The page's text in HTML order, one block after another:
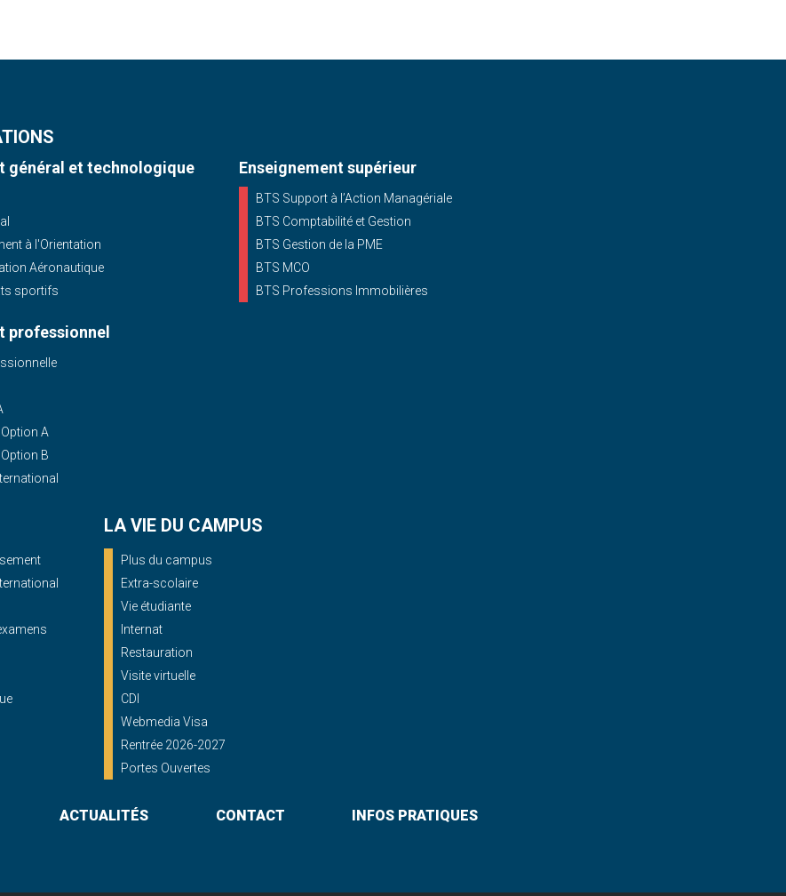
général et technologique
à l'Orientation
Aéronautique
sportifs
professionnel
A
B
Enseignement supérieur
BTS Support à l’Action Managériale
BTS Comptabilité et Gestion
BTS Gestion de la PME
BTS MCO
BTS Professions Immobilières
LA VIE DU CAMPUS
Plus du campus
Extra-scolaire
Vie étudiante
Internat
Restauration
Visite virtuelle
CDI
Webmedia Visa
Rentrée 2026-2027
Portes Ouvertes
ACTUALITÉS CONTACT INFOS PRATIQUES